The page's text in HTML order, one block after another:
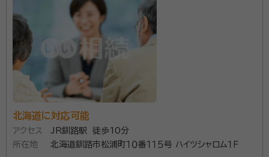
北海道に対応可能
アクセス
JR釧路駅 徒歩10分
所在地
北海道釧路市松浦町１０番１１５号 ハイツシャロム１Ｆ